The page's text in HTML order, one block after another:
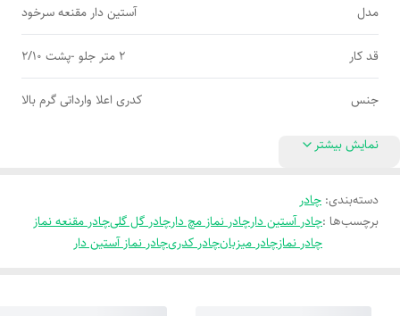
مدل آستین دار مقنعه سرخود
قد کار 2 متر جلو -پشت 2/10
جنس کدری اعلا وارداتی گرم بالا
نمایش بیشتر
دسته‌بندی: چادر
برچسب‌ها :چادر آستین دارچادر نماز مچ دارچادر گل گلیچادر مقنعه نماز
چادر نمازچادر میزبانچادر کدریچادر نماز آستین دار